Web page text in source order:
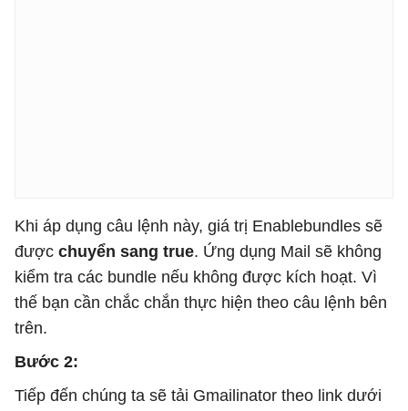
Khi áp dụng câu lệnh này, giá trị Enablebundles sẽ
được chuyển sang true. Ứng dụng Mail sẽ không
kiểm tra các bundle nếu không được kích hoạt. Vì
thế bạn cần chắc chắn thực hiện theo câu lệnh bên
trên.
Bước 2:
Tiếp đến chúng ta sẽ tải Gmailinator theo link dưới